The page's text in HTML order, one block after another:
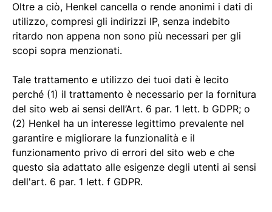
Oltre a ciò, Henkel cancella o rende anonimi i dati di
utilizzo, compresi gli indirizzi IP, senza indebito
ritardo non appena non sono più necessari per gli
scopi sopra menzionati.
Tale trattamento e utilizzo dei tuoi dati è lecito
perché (1) il trattamento è necessario per la fornitura
del sito web ai sensi dell’Art. 6 par. 1 lett. b GDPR; o
(2) Henkel ha un interesse legittimo prevalente nel
garantire e migliorare la funzionalità e il
funzionamento privo di errori del sito web e che
questo sia adattato alle esigenze degli utenti ai sensi
dell'art. 6 par. 1 lett. f GDPR.